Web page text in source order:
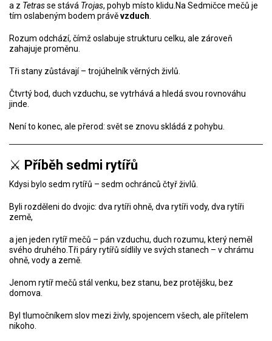
a z Tetrasse stává Trojas, pohyb místo klidu.Na Sedmičce mečů je
tím oslabeným bodem právěvzduch.
Rozum odchází, čímž oslabuje strukturu celku, ale zároveň
zahajuje proměnu.
Tři stany zůstávají – trojúhelník věrných živlů.
Čtvrtý bod, duch vzduchu, se vytrhává a hledá svou rovnováhu
jinde.
Není to konec, ale přerod: svět se znovu skládá z pohybu.
⚔️ Příběh sedmi rytířů
Kdysi bylo sedm rytířů – sedm ochránců čtyř živlů.
Byli rozděleni do dvojic: dva rytíři ohně, dva rytíři vody, dva rytíři
země,
a jen jeden rytíř mečů – pán vzduchu, duch rozumu, který neměl
svého druhého.Tři páry rytířů sídlily ve svých stanech – v chrámu
ohně, vody a země.
Jenom rytíř mečů stál venku, bez stanu, bez protějšku, bez
domova.
Byl tlumočníkem slov mezi živly, spojencem všech, ale přítelem
nikoho.